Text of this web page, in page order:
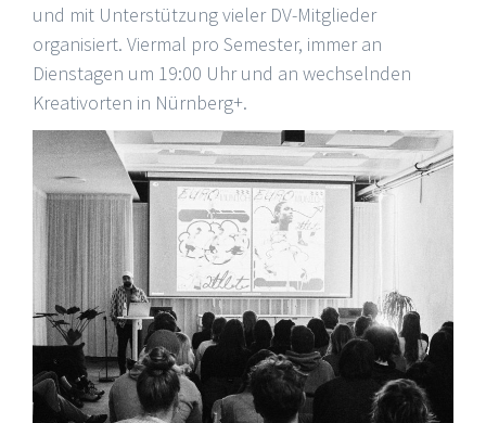
und mit Unterstützung vieler DV-Mitglieder
organisiert. Viermal pro Semester, immer an
Dienstagen um 19:00 Uhr und an wechselnden
Kreativorten in Nürnberg+.